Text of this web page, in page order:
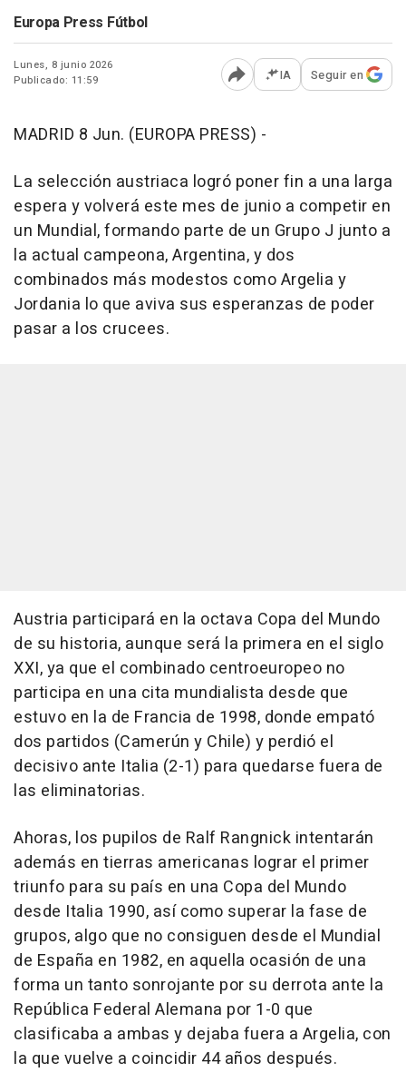
Europa Press Fútbol
Lunes, 8 junio 2026
Publicado: 11:59
Abrir opciones para
IA Seguir en
MADRID 8 Jun. (EUROPA PRESS) -
La selección austriaca logró poner fin a una larga
espera y volverá este mes de junio a competir en
un Mundial, formando parte de un Grupo J junto a
la actual campeona, Argentina, y dos
combinados más modestos como Argelia y
Jordania lo que aviva sus esperanzas de poder
pasar a los crucees.
Austria participará en la octava Copa del Mundo
de su historia, aunque será la primera en el siglo
XXI, ya que el combinado centroeuropeo no
participa en una cita mundialista desde que
estuvo en la de Francia de 1998, donde empató
dos partidos (Camerún y Chile) y perdió el
decisivo ante Italia (2-1) para quedarse fuera de
las eliminatorias.
Ahoras, los pupilos de Ralf Rangnick intentarán
además en tierras americanas lograr el primer
triunfo para su país en una Copa del Mundo
desde Italia 1990, así como superar la fase de
grupos, algo que no consiguen desde el Mundial
de España en 1982, en aquella ocasión de una
forma un tanto sonrojante por su derrota ante la
República Federal Alemana por 1-0 que
clasificaba a ambas y dejaba fuera a Argelia, con
la que vuelve a coincidir 44 años después.